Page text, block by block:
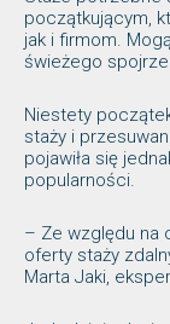
początkującym,
jak i firmom.
świeżego
Niestety
staży i
pojawiła się
popularności.
– Ze względu na
oferty staży
Marta Jaki,